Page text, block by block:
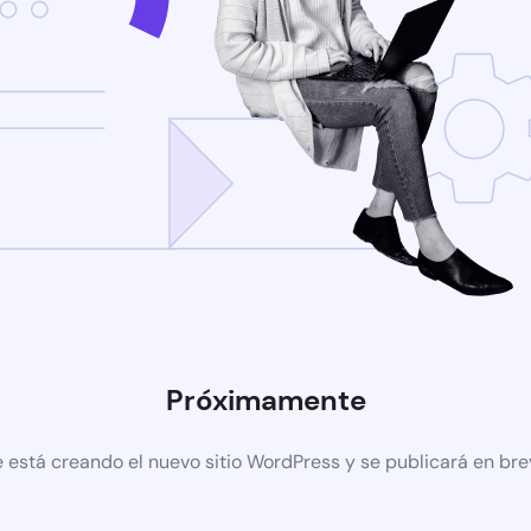
Próximamente
está creando el nuevo sitio WordPress y se publicará en